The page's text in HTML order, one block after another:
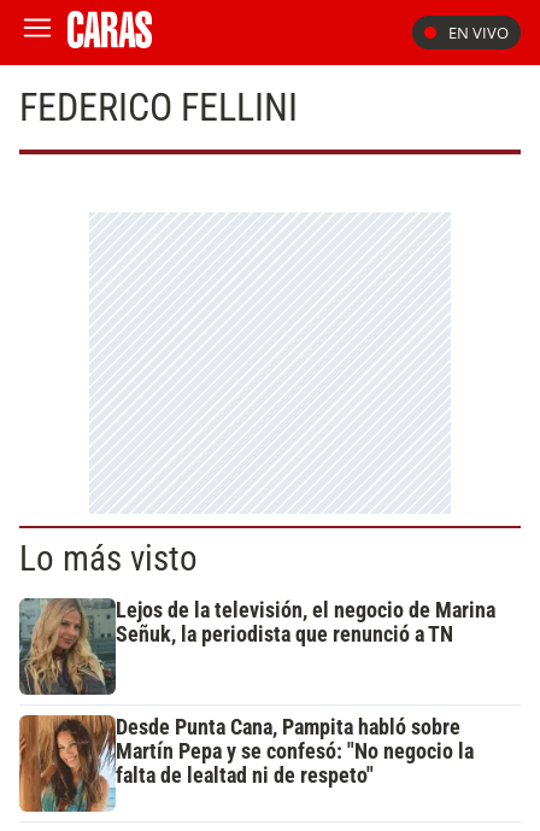
EN VIVO
FEDERICO FELLINI
Lo más visto
Lejos de la televisión, el negocio de Marina
Señuk, la periodista que renunció a TN
Desde Punta Cana, Pampita habló sobre
Martín Pepa y se confesó: "No negocio la
falta de lealtad ni de respeto"